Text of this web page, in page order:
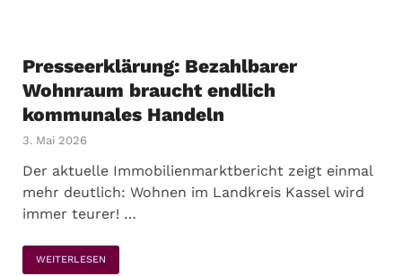
Presseerklärung: Bezahlbarer
Wohnraum braucht endlich
kommunales Handeln
3. Mai 2026
Der aktuelle Immobilienmarktbericht zeigt einmal
mehr deutlich: Wohnen im Landkreis Kassel wird
immer teurer! …
WEITERLESEN